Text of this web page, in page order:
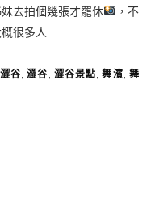
去拍個幾張才罷休
，不
很多人...
谷 ,澀谷 澀谷景點 ,舞濱 舞